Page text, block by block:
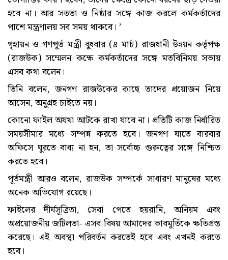
হবে না। আর সততা ও নিষ্ঠার সঙ্গে কাজ করলে কর্মকর্তাদের
পাশে মন্ত্রণালয় সব সময় থাকবে। ’
গৃহায়ন ও গণপূর্ত মন্ত্রী বুধবার (৪ মার্চ) রাজধানী উন্নয়ন কর্তৃপক্ষ
(রাজউক) সম্মেলন কক্ষে কর্মকর্তাদের সঙ্গে মতবিনিময় সভায়
এসব কথা বলেন।
তিনি বলেন, জনগণ রাজউকের কাছে তাদের প্রয়োজন নিয়ে
আসেন, অনুগ্রহ চাইতে নয়।
কোনো ফাইল অযথা আটকে রাখা যাবে না। প্রতিটি কাজ নির্ধারিত
সময়সীমার মধ্যে সম্পন্ন করতে হবে। জনগণ যাতে বারবার
অফিসে ঘুরতে বাধ্য না হন, তা সর্বোচ্চ গুরুত্বের সঙ্গে নিশ্চিত
করতে হবে।
পূর্তমন্ত্রী আরও বলেন, রাজউক সম্পর্কে সাধারণ মানুষের মধ্যে
অনেক অভিযোগ রয়েছে।
ফাইলের দীর্ঘসূত্রিতা, সেবা পেতে হয়রানি, অনিয়ম এবং
অপ্রয়োজনীয় জটিলতা- এসব বিষয় আমাদের ভাবমূর্তিকে ক্ষতিগ্রস্ত
করেছে। এই অবস্থা পরিবর্তন করতেই হবে এবং এখনই করতে
হবে।